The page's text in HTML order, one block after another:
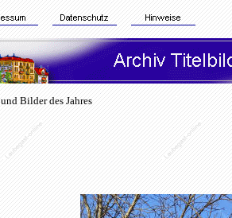
und Bilder des Jahres